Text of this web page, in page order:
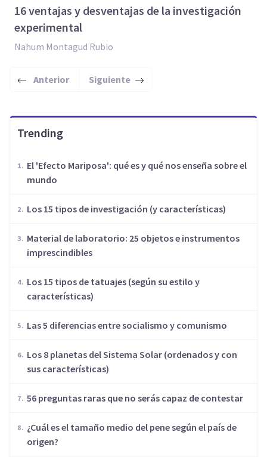
16 ventajas y desventajas de la investigación
experimental
Nahum Montagud Rubio
Anterior Siguiente
Trending
El 'Efecto Mariposa': qué es y qué nos enseña sobre el
mundo
Los 15 tipos de investigación (y características)
Material de laboratorio: 25 objetos e instrumentos
imprescindibles
Los 15 tipos de tatuajes (según su estilo y
características)
Las 5 diferencias entre socialismo y comunismo
Los 8 planetas del Sistema Solar (ordenados y con
sus características)
56 preguntas raras que no serás capaz de contestar
¿Cuál es el tamaño medio del pene según el país de
origen?